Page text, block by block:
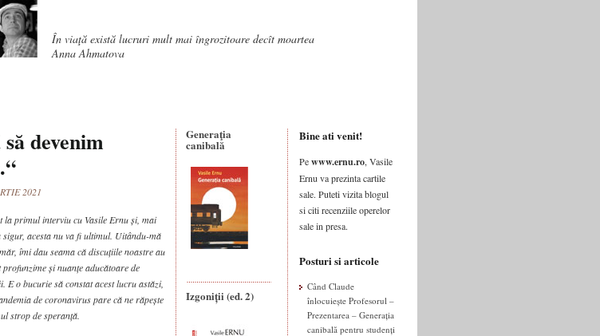
În viaţă există lucruri mult mai îngrozitoare decît moartea
Anna Ahmatova
devenim
2021
la primul interviu cu Vasile Ernu și, mai
sigur, acesta nu va fi ultimul. Uitându-mă
îmi dau seama că discuțiile noastre au
profunzime și nuanțe aducătoare de
E o bucurie să constat acest lucru astăzi,
de coronavirus pare că ne răpește
strop de speranță.
Generaţia
canibală
Izgoniții (ed. 2)
Bine ati venit!
Pewww.ernu.ro, Vasile
Ernu va prezinta cartile
sale. Puteti vizita blogul
si citi recenziile operelor
sale in presa.
Posturi si articole
Când Claude
înlocuiește Profesorul –
Prezentarea – Generația
canibală pentru studenți